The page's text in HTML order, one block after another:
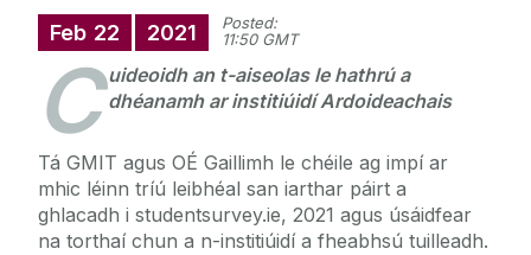
Feb 22 2021
Posted:
11:50 GMT
C uideoidh an t-aiseolas le hathrú a
dhéanamh ar institiúidí Ardoideachais
Tá GMIT agus OÉ Gaillimh le chéile ag impí ar
mhic léinn tríú leibhéal san iarthar páirt a
ghlacadh i studentsurvey.ie, 2021 agus úsáidfear
na torthaí chun a n-institiúidí a fheabhsú tuilleadh.